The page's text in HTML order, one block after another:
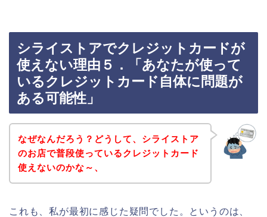
シライストアでクレジットカードが
使えない理由５．「あなたが使って
いるクレジットカード自体に問題が
ある可能性」
なぜなんだろう？どうして、シライストア
のお店で普段使っているクレジットカード
使えないのかな～、
これも、私が最初に感じた疑問でした。というのは、